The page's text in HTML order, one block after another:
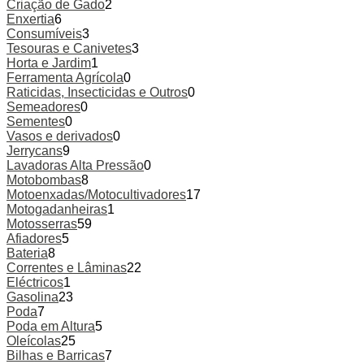
Criação de Gado2
Enxertia6
Consumíveis3
Tesouras e Canivetes3
Horta e Jardim1
Ferramenta Agrícola0
Raticidas, Insecticidas e Outros0
Semeadores0
Sementes0
Vasos e derivados0
Jerrycans9
Lavadoras Alta Pressão0
Motobombas8
Motoenxadas/Motocultivadores17
Motogadanheiras1
Motosserras59
Afiadores5
Bateria8
Correntes e Lâminas22
Eléctricos1
Gasolina23
Poda7
Poda em Altura5
Oleícolas25
Bilhas e Barricas7